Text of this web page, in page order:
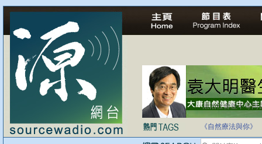
法治社會並不等同
自家教育合法化-
《自然療法與你》